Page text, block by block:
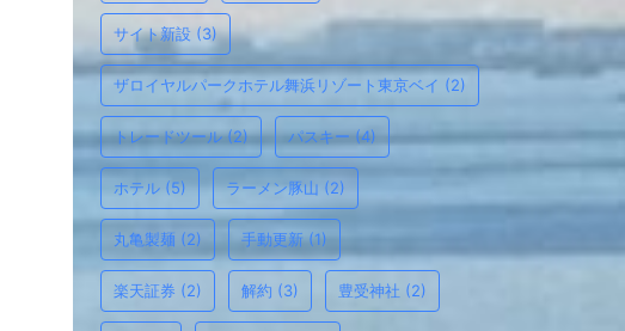
サイト新設 (3)
ザロイヤルパークホテル舞浜リゾート東京ベイ (2)
トレードツール(2) パスキー (4)
ホテル (5) ラーメン豚山 (2)
丸亀製麺 (2) 手動更新(1)
楽天証券 (2) 解約 (3) 豊受神社 (2)